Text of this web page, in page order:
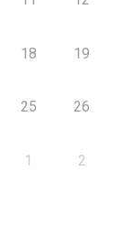
18 19
25 26
1 2